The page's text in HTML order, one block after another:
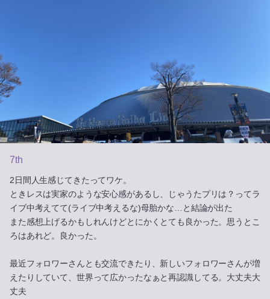
7th
2日間人生感じてきたってワケ。
ときレスは実家のような安心感があるし、じゃうたプリは？ってラ
イブ中考えてて(ライブ中考えるな)母胎かな…と結論が出た
また感想上げるかもしれんけどとにかくとても良かった。思うとこ
ろはあれど。良かった。
最近フォロワーさんとも交流できたり、新しいフォロワーさんが増
えたりしていて、世界って広かったなぁと再認識してる。大丈夫大
丈夫